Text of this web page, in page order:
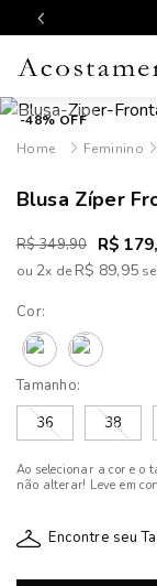
-48% OFF
Feminino
Blusa Zíper
R$ 349,90 R$
ou 2x deR$ 89,95
Cor:
Tamanho:
36
38
Ao selecionar a cor e o
não alterar! Leve em
Encontre seu